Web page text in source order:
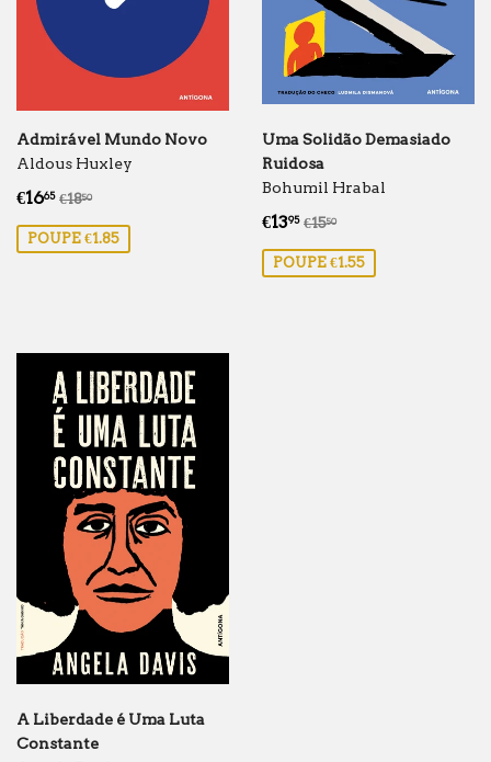
Admirável Mundo Novo
Aldous Huxley
Preço
de
saldo
€1665 €16.65
Preço normal
€1850
POUPE €1.85
Uma Solidão Demasiado
Ruidosa
Bohumil Hrabal
Preço
de
saldo
€1395 €13.95
Preço normal
€1550
POUPE €1.55
A Liberdade é Uma Luta
Constante